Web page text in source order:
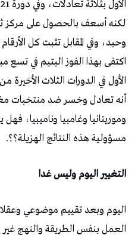
لكنه أسعف بالحصول على مركز
وحيد، وفي المقابل تثبت كل
اكتفى بهذا الفوز اليتيم في تسع
الأول في الدورات الثلاث
أنه تعادل وخسر ضد منتخبات
وموريتانيا وغامبيا وناميبيا،
مسؤولية هذه النتائج الهزيلة؟؟.
التغيير اليوم وليس غدا
اليوم وبعد تقييم موضوعي
العمل بنفس الطريقة والنهج